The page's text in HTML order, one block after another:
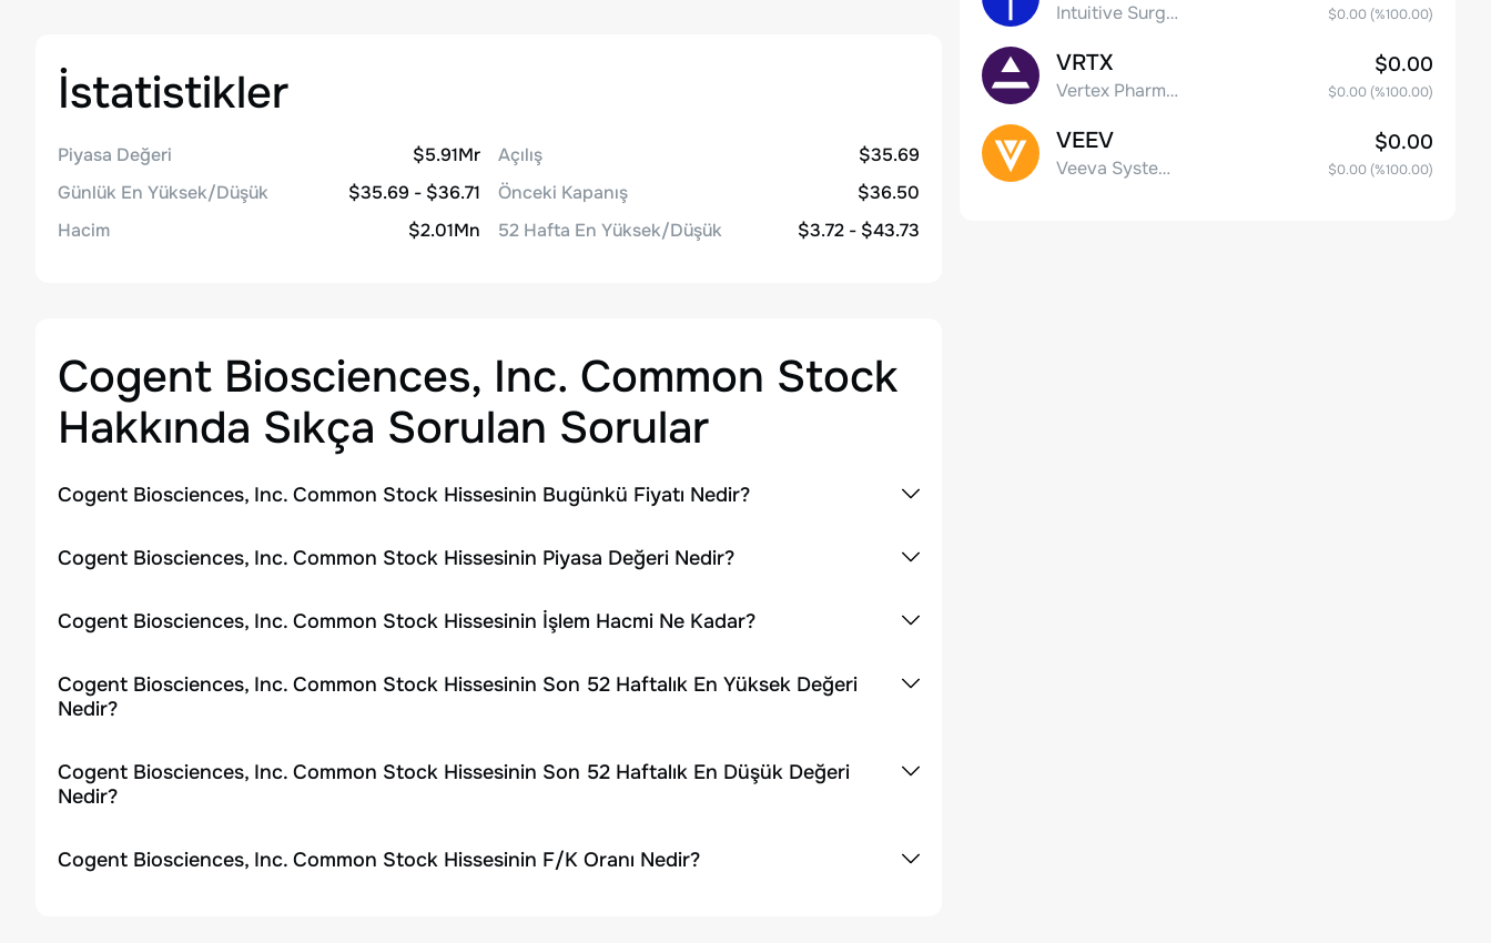
İstatistikler
Piyasa Değeri
$5.91Mr
Günlük En Yüksek/Düşük
$35.69 - $36.71
Hacim
$2.01Mn
Açılış
$35.69
Önceki Kapanış
$36.50
52 Hafta En Yüksek/Düşük
$3.72 - $43.73
Cogent Biosciences, Inc. Common Stock
Hakkında Sıkça Sorulan Sorular
Cogent Biosciences, Inc. Common Stock Hissesinin Bugünkü Fiyatı Nedir?
Cogent Biosciences, Inc. Common Stock Hissesinin Piyasa Değeri Nedir?
Cogent Biosciences, Inc. Common Stock Hissesinin İşlem Hacmi Ne Kadar?
Cogent Biosciences, Inc. Common Stock Hissesinin Son 52 Haftalık En Yüksek Değeri
Nedir?
Cogent Biosciences, Inc. Common Stock Hissesinin Son 52 Haftalık En Düşük Değeri
Nedir?
Cogent Biosciences, Inc. Common Stock Hissesinin F/K Oranı Nedir?
Intuitive Surgical Inc. $0.00(%100.00)
VRTX
Vertex Pharmaceuticals Inc
$0.00
$0.00(%100.00)
VEEV
Veeva Systems Inc.
$0.00
$0.00(%100.00)